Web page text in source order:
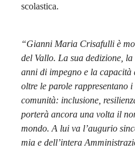
scolastica.
“Gianni Maria Crisafulli è
del Vallo. La sua dedizione,
anni di impegno e la
oltre le parole
comunità: inclusione,
porterà ancora una volta il
mondo. A lui va l’augurio
mia e dell’intera